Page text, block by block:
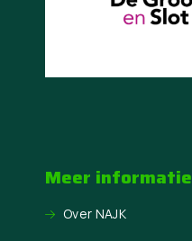
Meer informatie
Over NAJK